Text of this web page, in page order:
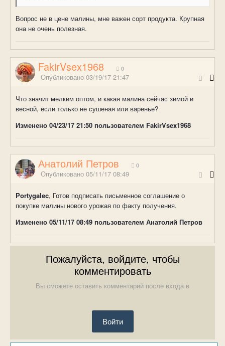
Вопрос не в цене малины, мне важен сорт продукта. Крупная
она не очень полезная.
FakirVsex1968 0
Опубликовано 03/19/17 21:47
Что значит мелким оптом, и какая малина сейчас зимой и
весной, если только не сушеная или варенье?
Изменено 04/23/17 21:50 пользователем FakirVsex1968
Анатолий Петров 0
Опубликовано 05/11/17 08:49
Portygalec, Готов подписать письменное соглашение о
покупке малины нового урожая по факту получения.
Изменено 05/11/17 08:49 пользователем Анатолий Петров
Пожалуйста, войдите, чтобы
комментировать
Вы сможете оставить комментарий после входа в
Войти